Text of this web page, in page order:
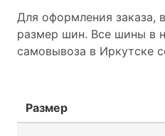
Для оформления заказа,
размер шин. Все шины в
самовывоза в Иркутске
Размер